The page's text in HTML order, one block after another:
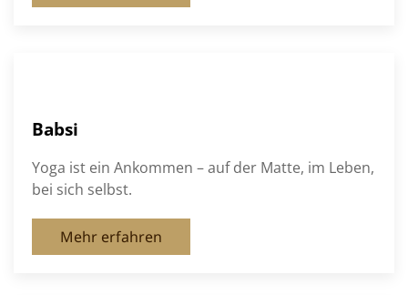
Babsi
Yoga ist ein Ankommen – auf der Matte, im Leben,
bei sich selbst.
Mehr erfahren